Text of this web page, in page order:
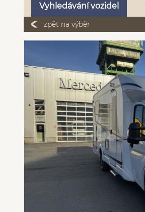
Vyhledávání vozidel
zpět na výběr